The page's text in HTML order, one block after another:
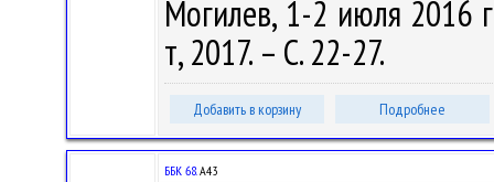
Могилев, 1-2 июля 2016
т, 2017. – С. 22-27.
Добавить в корзину Подробнее
ББК 68.А43